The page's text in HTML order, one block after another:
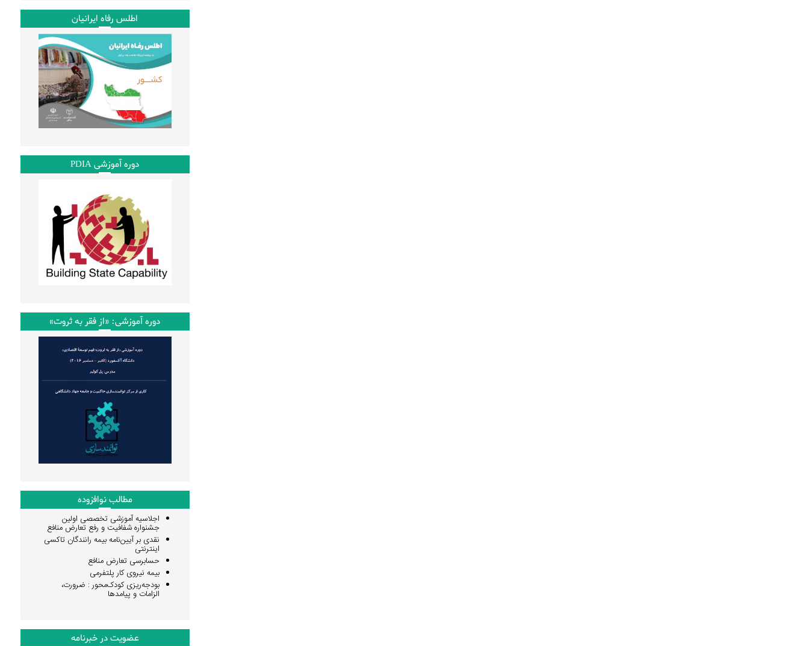
اطلس رفاه ایرانیان
دوره آموزشی PDIA
دوره آموزشی: «از فقر به ثروت»
مطالب نوافزوده
اجلاسیه آموزشی تخصصی اولین
جشنواره شفافیت و رفع تعارض منافع
نقدی بر آیین‌نامه بیمه رانندگان تاکسی
اینترنتی
حسابرسی تعارض منافع
بیمه نیروی کار پلتفرمی
بودجه‌ریزی کودک‌محور : ضرورت،
الزامات و پیامدها
عضویت در خبرنامه